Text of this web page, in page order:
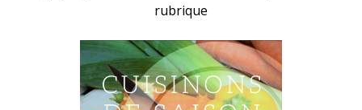
rubrique